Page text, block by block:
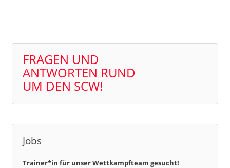
FRAGEN UND
ANTWORTEN RUND
UM DEN SCW!
Jobs
Trainer*in für unser Wettkampfteam gesucht!